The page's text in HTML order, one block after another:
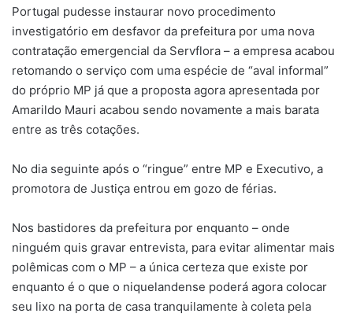
Portugal pudesse instaurar novo procedimento
investigatório em desfavor da prefeitura por uma nova
contratação emergencial da Servflora – a empresa acabou
retomando o serviço com uma espécie de “aval informal”
do próprio MP já que a proposta agora apresentada por
Amarildo Mauri acabou sendo novamente a mais barata
entre as três cotações.
No dia seguinte após o “ringue” entre MP e Executivo, a
promotora de Justiça entrou em gozo de férias.
Nos bastidores da prefeitura por enquanto – onde
ninguém quis gravar entrevista, para evitar alimentar mais
polêmicas com o MP – a única certeza que existe por
enquanto é o que o niquelandense poderá agora colocar
seu lixo na porta de casa tranquilamente à coleta pela